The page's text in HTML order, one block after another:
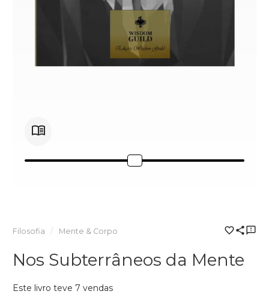
Filosofia Mente & Corpo
Nos Subterrâneos da Mente
Este livro teve 7 vendas